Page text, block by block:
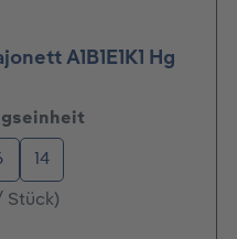
von 5 von 5 Sternen
A1B1E1K1 Hg
14
Stück)